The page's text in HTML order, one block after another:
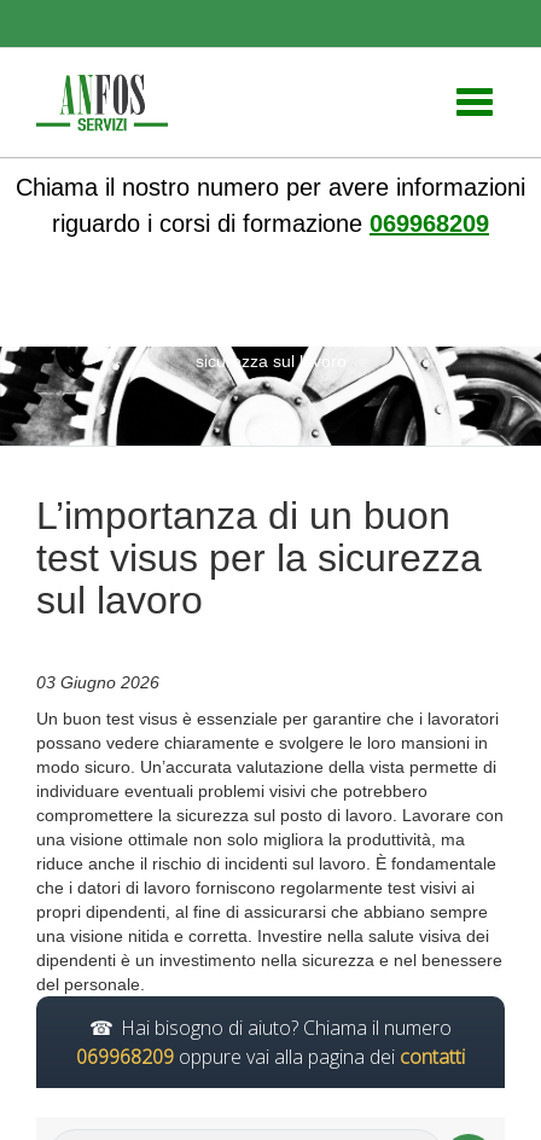
Toggle
Chiama il nostro numero per avere informazioni
riguardo i corsi di formazione 069968209
sicurezza sul lavoro
L’importanza di un buon
test visus per la sicurezza
sul lavoro
03 Giugno 2026
Un buon test visus è essenziale per garantire che i lavoratori
possano vedere chiaramente e svolgere le loro mansioni in
modo sicuro. Un’accurata valutazione della vista permette di
individuare eventuali problemi visivi che potrebbero
compromettere la sicurezza sul posto di lavoro. Lavorare con
una visione ottimale non solo migliora la produttività, ma
riduce anche il rischio di incidenti sul lavoro. È fondamentale
che i datori di lavoro forniscono regolarmente test visivi ai
propri dipendenti, al fine di assicurarsi che abbiano sempre
una visione nitida e corretta. Investire nella salute visiva dei
dipendenti è un investimento nella sicurezza e nel benessere
del personale.
Hai bisogno di aiuto? Chiama il numero
069968209 oppure vai alla pagina dei contatti